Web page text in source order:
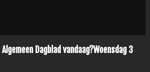
Dagblad vandaag?Woensdag 3